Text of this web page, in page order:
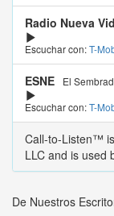
Radio Nueva
Escuchar con:T-
ESNE
El
Escuchar con:T-
Call-to-Listen™
LLC and is used
De Nuestros